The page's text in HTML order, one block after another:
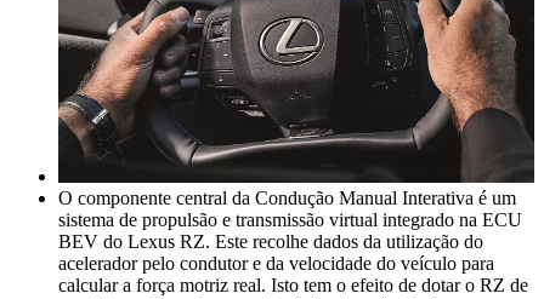
O componente central da Condução Manual Interativa é um
sistema de propulsão e transmissão virtual integrado na ECU
BEV do Lexus RZ. Este recolhe dados da utilização do
acelerador pelo condutor e da velocidade do veículo para
calcular a força motriz real. Isto tem o efeito de dotar o RZ de